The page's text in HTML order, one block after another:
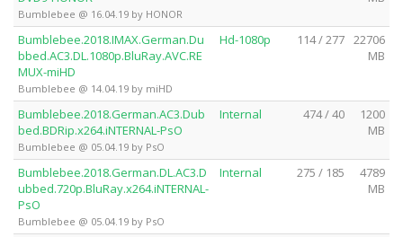
Bumblebee @ 16.04.19 by HONOR
Bumblebee.2018.IMAX.German.Du
bbed.AC3.DL.1080p.BluRay.AVC.RE
MUX-miHD
Bumblebee @ 14.04.19 by miHD
Hd-1080p 114 / 277 22706
MB
Bumblebee.2018.German.AC3.Dub
bed.BDRip.x264.iNTERNAL-PsO
Bumblebee @ 05.04.19 by PsO
Internal 474 / 40
1200
MB
Bumblebee.2018.German.DL.AC3.D
ubbed.720p.BluRay.x264.iNTERNAL-
PsO
Bumblebee @ 05.04.19 by PsO
Internal 275 / 185
4789
MB